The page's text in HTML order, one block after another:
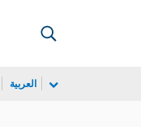
العربية